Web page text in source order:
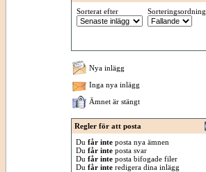
Sorterat efter
Sorteringsordning
Nya inlägg
Inga nya inlägg
Ämnet är stängt
Regler för att posta
Du får inteposta nya ämnen
Du får inteposta svar
Du får inteposta bifogade filer
Du får interedigera dina inlägg